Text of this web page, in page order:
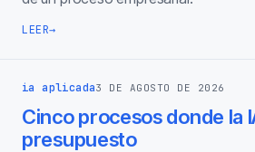
LEER→
ia aplicada3 DE AGOSTO DE 2026
Cinco procesos donde la
presupuesto